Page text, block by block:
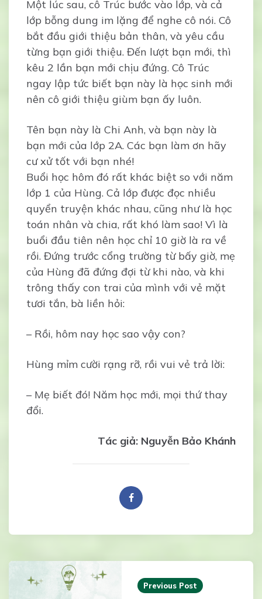
Một lúc sau, cô Trúc bước vào lớp, và cả
lớp bỗng dung im lặng để nghe cô nói. Cô
bắt đầu giới thiệu bản thân, và yêu cầu
từng bạn giới thiệu. Đến lượt bạn mới, thì
kêu 2 lần bạn mới chịu đứng. Cô Trúc
ngay lập tức biết bạn này là học sinh mới
nên cô giới thiệu giùm bạn ấy luôn.
Tên bạn này là Chi Anh, và bạn này là
bạn mới của lớp 2A. Các bạn làm ơn hãy
cư xử tốt với bạn nhé!
Buổi học hôm đó rất khác biệt so với năm
lớp 1 của Hùng. Cả lớp được đọc nhiều
quyển truyện khác nhau, cũng như là học
toán nhân và chia, rất khó làm sao! Vì là
buổi đầu tiên nên học chỉ 10 giờ là ra về
rồi. Đứng trước cổng trường từ bấy giờ, mẹ
của Hùng đã đứng đợi từ khi nào, và khi
trông thấy con trai của mình với vẻ mặt
tươi tắn, bà liền hỏi:
– Rồi, hôm nay học sao vậy con?
Hùng mỉm cười rạng rỡ, rồi vui vẻ trả lời:
– Mẹ biết đó! Năm học mới, mọi thứ thay
đổi.
Tác giả: Nguyễn Bảo Khánh
Post
navigation
Previous Post